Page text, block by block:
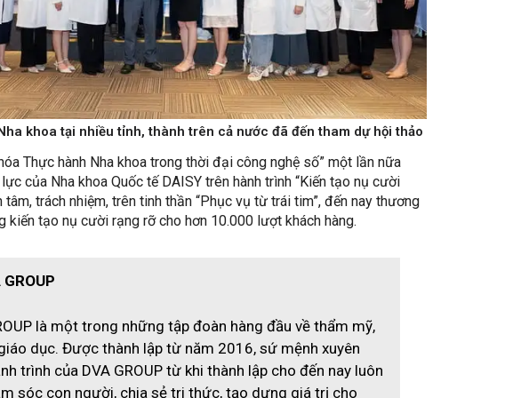
khoa tại nhiều tỉnh, thành trên cả nước đã đến tham dự hội thảo
Thực hành Nha khoa trong thời đại công nghệ số” một lần nữa
của Nha khoa Quốc tế DAISY trên hành trình “Kiến tạo nụ cười
tâm, trách nhiệm, trên tinh thần “Phục vụ từ trái tim”, đến nay thương
kiến tạo nụ cười rạng rỡ cho hơn 10.000 lượt khách hàng.
là một trong những tập đoàn hàng đầu về thẩm mỹ,
dục. Được thành lập từ năm 2016, sứ mệnh xuyên
trình của DVA GROUP từ khi thành lập cho đến nay luôn
sóc con người, chia sẻ tri thức, tạo dựng giá trị cho